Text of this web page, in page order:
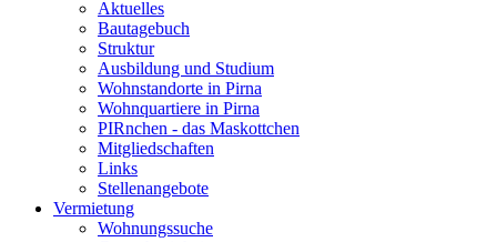
Aktuelles
Bautagebuch
Struktur
Ausbildung und Studium
Wohnstandorte in Pirna
Wohnquartiere in Pirna
PIRnchen - das Maskottchen
Mitgliedschaften
Links
Stellenangebote
Vermietung
Wohnungssuche